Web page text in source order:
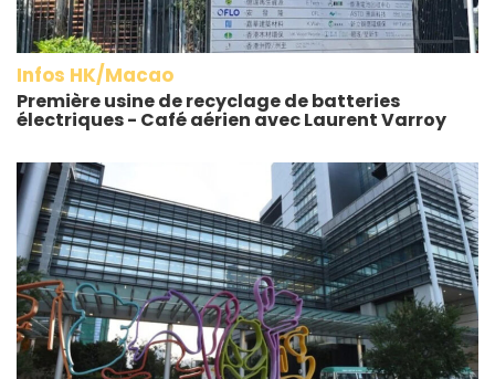
Infos HK/Macao
Première usine de recyclage de batteries
électriques - Café aérien avec Laurent Varroy